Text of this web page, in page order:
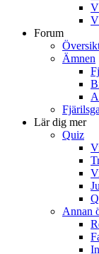
Forum
Ämnen
Lär dig mer
Quiz
Annan